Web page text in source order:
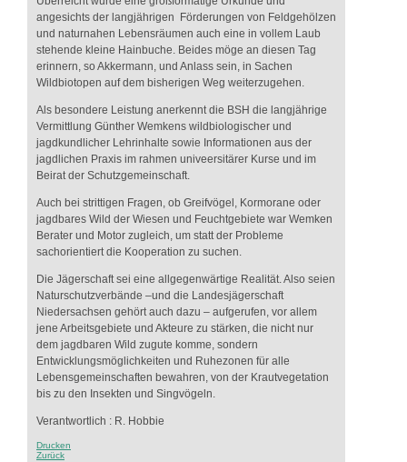
angesichts der langjährigen Förderungen von Feldgehölzen
und naturnahen Lebensräumen auch eine in vollem Laub
stehende kleine Hainbuche. Beides möge an diesen Tag
erinnern, so Akkermann, und Anlass sein, in Sachen
Wildbiotopen auf dem bisherigen Weg weiterzugehen.
Als besondere Leistung anerkennt die BSH die langjährige
Vermittlung Günther Wemkens wildbiologischer und
jagdkundlicher Lehrinhalte sowie Informationen aus der
jagdlichen Praxis im rahmen univeersitärer Kurse und im
Beirat der Schutzgemeinschaft.
Auch bei strittigen Fragen, ob Greifvögel, Kormorane oder
jagdbares Wild der Wiesen und Feuchtgebiete war Wemken
Berater und Motor zugleich, um statt der Probleme
sachorientiert die Kooperation zu suchen.
Die Jägerschaft sei eine allgegenwärtige Realität. Also seien
Naturschutzverbände –und die Landesjägerschaft
Niedersachsen gehört auch dazu – aufgerufen, vor allem
jene Arbeitsgebiete und Akteure zu stärken, die nicht nur
dem jagdbaren Wild zugute komme, sondern
Entwicklungsmöglichkeiten und Ruhezonen für alle
Lebensgemeinschaften bewahren, von der Krautvegetation
bis zu den Insekten und Singvögeln.
Verantwortlich : R. Hobbie
Drucken
Zurück